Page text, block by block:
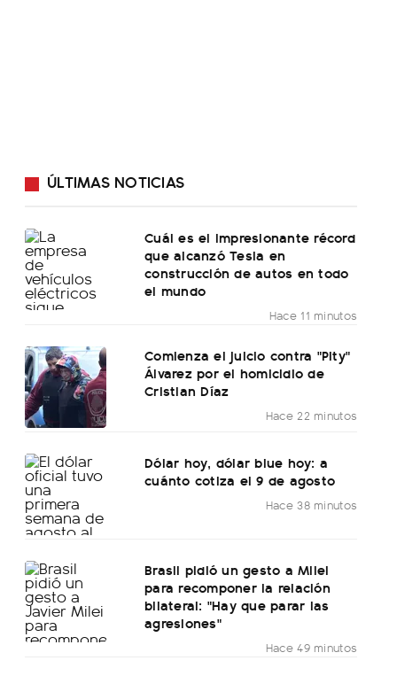
ÚLTIMAS NOTICIAS
Cuál es el impresionante récord
que alcanzó Tesla en
construcción de autos en todo
el mundo
Hace 11 minutos
Comienza el juicio contra "Pity"
Álvarez por el homicidio de
Cristian Díaz
Hace 22 minutos
Dólar hoy, dólar blue hoy: a
cuánto cotiza el 9 de agosto
Hace 38 minutos
Brasil pidió un gesto a Milei
para recomponer la relación
bilateral: "Hay que parar las
agresiones"
Hace 49 minutos